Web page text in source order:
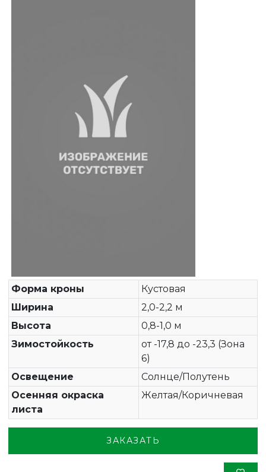
Форма кроны
Кустовая
Ширина
2,0-2,2 м
Высота
0,8-1,0 м
Зимостойкость
от -17,8 до -23,3 (Зона
6)
Освещение
Солнце/Полутень
Осенняя окраска
листа
Желтая/Коричневая
ЗАКАЗАТЬ